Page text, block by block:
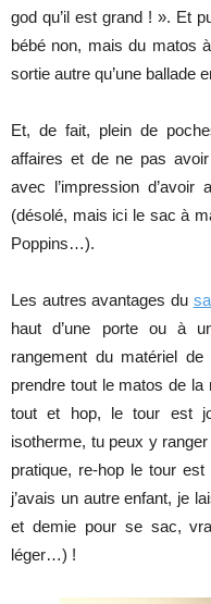
god qu’il est grand ! ». Et
bébé non, mais du matos
sortie autre qu’une ballade
Et, de fait, plein de
affaires et de ne pas
avec l’impression
(désolé, mais ici le sac à
Poppins…).
Les autres avantages du
haut d’une porte ou à
rangement du matériel
prendre tout le matos de
tout et hop, le tour est
isotherme, tu peux y
pratique, re-hop le tour
j’avais un autre enfant, je
et demie pour se sac,
léger…) !